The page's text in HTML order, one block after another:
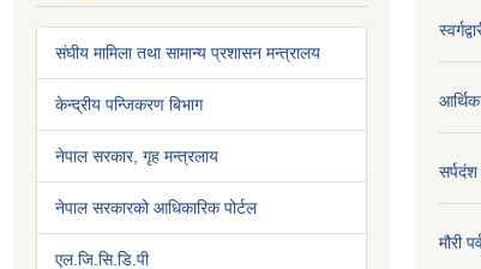
संघीय मामिला तथा सामान्य प्रशासन मन्त्रालय
केन्द्रीय पन्जिकरण बिभाग
नेपाल सरकार, गृह मन्त्रलाय
नेपाल सरकारको आधिकारिक पोर्टल
एल.जि.सि.डि.पी
आर्थिक
सर्पदंश
मौरी